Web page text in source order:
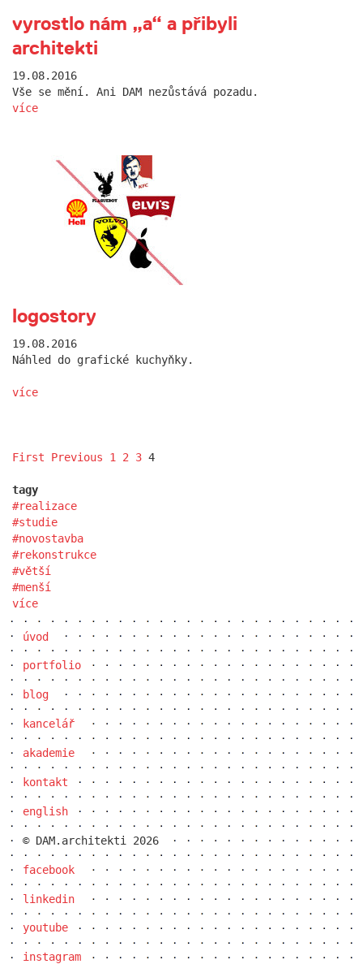
vyrostlo nám „a“ a přibyli
architekti
19.08.2016
Vše se mění. Ani DAM nezůstává pozadu.
více
logostory
19.08.2016
Náhled do grafické kuchyňky.
více
First Previous 1 2 3 4
tagy
realizace
studie
novostavba
rekonstrukce
větší
menší
více
úvod
portfolio
blog
kancelář
akademie
kontakt
english
© DAM.architekti 2026
facebook
linkedin
youtube
instagram